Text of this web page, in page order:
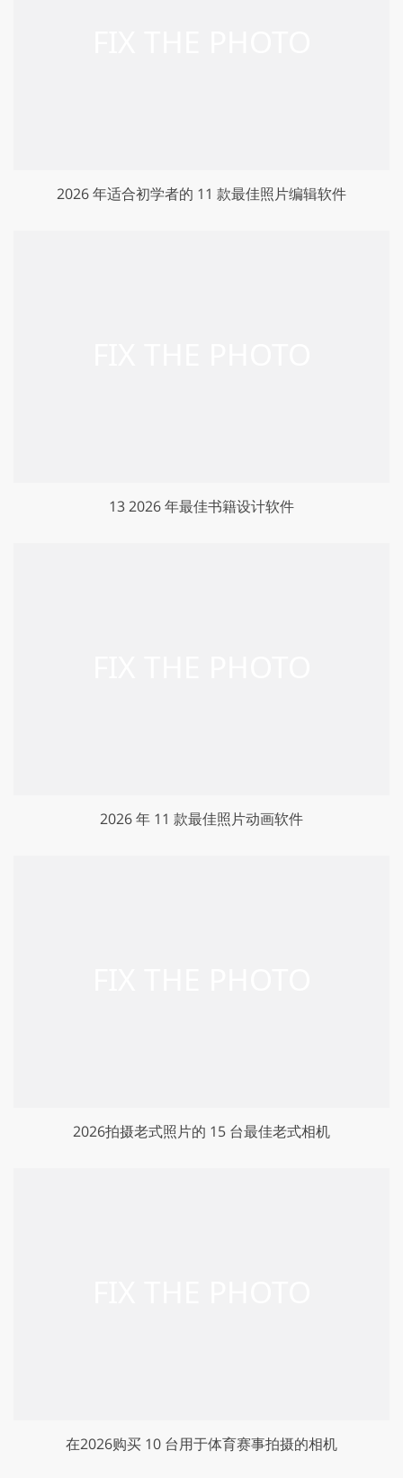
2026 年适合初学者的 11 款最佳照片编辑软件
13 2026 年最佳书籍设计软件
2026 年 11 款最佳照片动画软件
2026拍摄老式照片的 15 台最佳老式相机
在2026购买 10 台用于体育赛事拍摄的相机